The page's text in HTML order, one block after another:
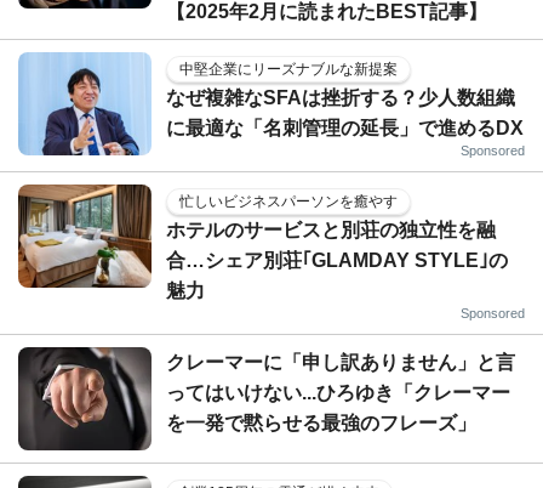
【2025年2月に読まれたBEST記事】
中堅企業にリーズナブルな新提案
なぜ複雑なSFAは挫折する？少人数組織
に最適な「名刺管理の延長」で進めるDX
Sponsored
忙しいビジネスパーソンを癒やす
ホテルのサービスと別荘の独立性を融
合…シェア別荘｢GLAMDAY STYLE｣の
魅力
Sponsored
クレーマーに「申し訳ありません」と言
ってはいけない...ひろゆき「クレーマー
を一発で黙らせる最強のフレーズ」